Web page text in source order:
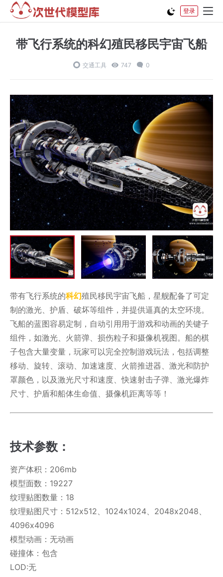
登录
带飞行系统的科幻殖民移民宇宙飞船
交通工具 747 0
带有飞行系统的科幻殖民移民宇宙飞船，星舰配备了可定
制的激光、护盾、破坏等组件，并提供逼真的太空环境。
飞船的蓝图容易定制，自动引用用于游戏和动画的关键子
组件，如激光、火箭弹、损伤粒子和摄像机视图。船的棋
子包含大量变量，玩家可以完全控制游戏玩法，包括调整
移动、旋转、滚动、加速速度、火箭推进器、激光和防护
罩颜色，以及激光尺寸和速度、快速射击子弹、激光爆炸
尺寸、护盾和船体生命值、摄像机距离等等！
技术参数：
资产体积：206mb
模型面数：19227
纹理贴图数量：18
纹理贴图尺寸：512x512、1024x1024、2048x2048、
4096x4096
模型动画：无动画
碰撞体：包含
LOD:无